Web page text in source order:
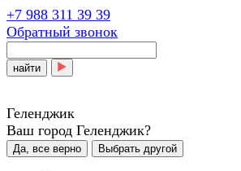
+7 988 311 39 39
Обратный звонок
найти
Геленджик
Ваш город Геленджик?
Да, все верно Выбрать другой